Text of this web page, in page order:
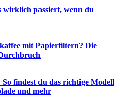
wirklich passiert, wenn du
mit Papierfiltern? Die
findest du das richtige Modell
und mehr